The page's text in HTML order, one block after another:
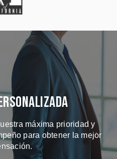
máxima prioridad y
para obtener la mejor